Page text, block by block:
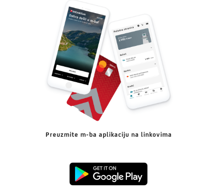
Preuzmite m-ba aplikaciju na linkovima
Preuzmi